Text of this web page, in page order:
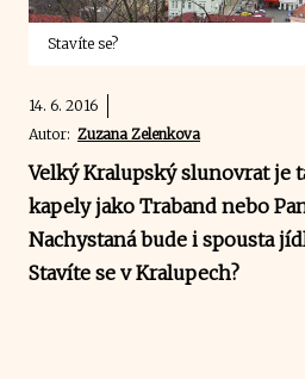
Stavíte se?
14. 6. 2016
Autor: Zuzana Zelenkova
Velký Kralupský slunovrat je
kapely jako Traband nebo
Nachystaná bude i spousta
Stavíte se v Kralupech?